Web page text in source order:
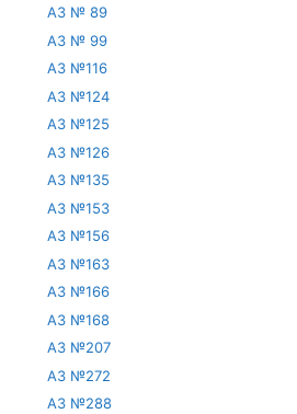
АЗ № 89
АЗ № 99
АЗ №116
АЗ №124
АЗ №125
АЗ №126
АЗ №135
АЗ №153
АЗ №156
АЗ №163
АЗ №166
АЗ №168
АЗ №207
АЗ №272
АЗ №288